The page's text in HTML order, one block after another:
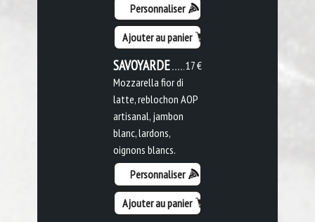
Personnaliser
Ajouter au panier
17 €
SAVOYARDE
Mozzarella fior di
latte, reblochon AOP
artisanal, jambon
blanc, lardons,
oignons blancs.
Personnaliser
Ajouter au panier